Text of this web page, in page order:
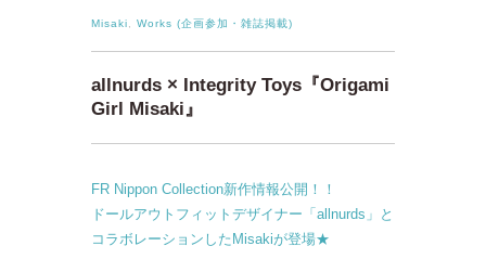
Misaki Works (企画参加・雑誌掲載)
allnurds × Integrity Toys『Origami
Girl Misaki』
FR Nippon Collection新作情報公開！！
ドールアウトフィットデザイナー「allnurds」と
コラボレーションしたMisakiが登場★